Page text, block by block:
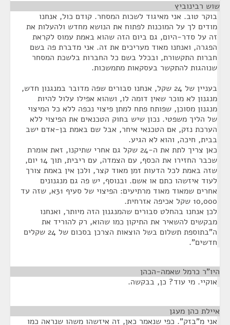
שוש רבינוביץ
בוקר טוב. אני מאיגוד לשכות המסחר. קודם כול, אנחנו
מודים לך על המוכנות לפתוח את הנושא מחדש ולהעלות את
זה על סדר-היום, גם ביום הזה שהוא באמת עמוס לקראת
הפגרה, ואנחנו מאוד מעריכים את זה. אני מדברת פה בשם
חברות התקשורת, ובכלל בשם כל החברות בלשכת המסחר
שנוהגות להתקשר בעסקאות מתמשכות.
בעניין של 24 שקל, אנחנו סבורים שפה מדובר במנגנון חדש,
מנגנון לא מוכר שאין דומה לו, ושהוא אפילו עלול להיות
מנגנון מסוכן, שפותח פתח למתן פיצוי נכפה ללא כל המיצוי
של הליך משפטי. נכון שיש בחוק הטכנאים את הפיצוי ללא
הערכת נזק, אם הטכנאי איחר, אבל שם באמת בן-אדם ישב
בבית, חיכה, והוא לא הגיע.
כאן צריך לתת את ה-24 שקל גם אחרי שתיקנו, זאת אומרת
שכבר החזירו את הכסף, עם הצמדה, עם ריבית, תוך 14 יום,
שזה באמת לכל הדעות זמן מאוד קצר, ולכן אין באמת צורך
לעוד איזשהו כתם או אשם. ובנוסף, יש פה גם מנגנונים
אחרים שמאוד מאוד מרתיעים: הפיצוי של סעיף 31א, שזה עד
10,000 שקל אכיפה אזרחית.
לכן אנחנו בהחלט סבורים שהמנגנון הזה מיותר, ואנחנו
מבקשים להשאיר את התיקון כמו שהוא, רק להוריד את
ה"בתוספת תשלום בשל הוצאות הצרכן בסכום של 24 שקלים
חדשים".
היו"ר כרמל שאמה-הכהן
אוקיי. מי עוד? כן, בבקשה.
איילת כהן מעגן
אני מ"בזק". כפי שנאמר כאן, זה איזשהו משהו שנראה כמו